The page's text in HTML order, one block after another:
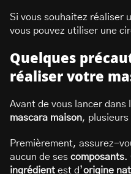
Si vous souhaitez réaliser
vous pouvez utiliser une
Quelques
réaliser votre
Avant de vous lancer
mascara maison, plusieurs
Premièrement, assurez-
aucun de ses composants.
ingrédient est d’origine